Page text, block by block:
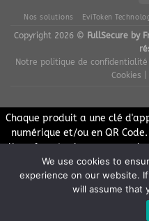
Nos solutions EviToken
Copyright 2026 © FullSecure by
Notre politique de confidentialité
Cookies
Chaque produit a une clé
numérique et/ou en QR
EviPro NFC. Aucune
les clés d'appairage après
ventes n'incluent pas de
acheter nos produits via nos
We use cookies to
experience on our website.
will assume that